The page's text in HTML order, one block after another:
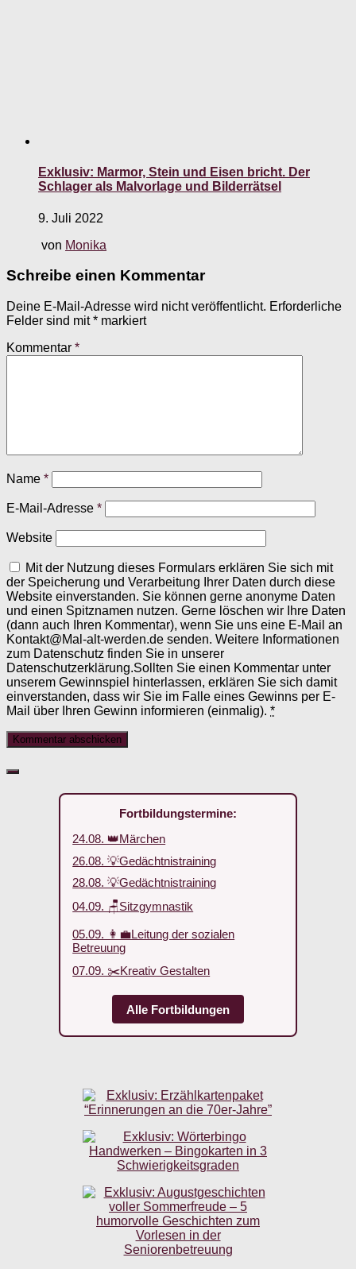
Exklusiv: Marmor, Stein und Eisen bricht. Der
Schlager als Malvorlage und Bilderrätsel
9. Juli 2022
von Monika
Schreibe einen Kommentar
Deine E-Mail-Adresse wird nicht veröffentlicht. Erforderliche
Felder sind mit* markiert
Kommentar *
Name *
E-Mail-Adresse *
Website
Mit der Nutzung dieses Formulars erklären Sie sich mit
der Speicherung und Verarbeitung Ihrer Daten durch diese
Website einverstanden. Sie können gerne anonyme Daten
und einen Spitznamen nutzen. Gerne löschen wir Ihre Daten
(dann auch Ihren Kommentar), wenn Sie uns eine E-Mail an
Kontakt@Mal-alt-werden.de senden. Weitere Informationen
zum Datenschutz finden Sie in unserer
Datenschutzerklärung.Sollten Sie einen Kommentar unter
unserem Gewinnspiel hinterlassen, erklären Sie sich damit
einverstanden, dass wir Sie im Falle eines Gewinns per E-
Mail über Ihren Gewinn informieren (einmalig). *
Fortbildungstermine:
24.08. 👑Märchen
26.08. 💡Gedächtnistraining
28.08. 💡Gedächtnistraining
04.09. 🪑Sitzgymnastik
05.09. 👩‍💼Leitung der sozialen
Betreuung
07.09. ✂️Kreativ Gestalten
Alle Fortbildungen